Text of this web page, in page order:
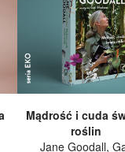
Mądrość i cuda
roślin
Jane Goodall,